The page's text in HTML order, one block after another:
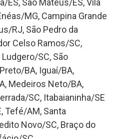
ES, São Mateus/ES, Vila
MG, Campina Grande
RJ, São Pedro da
Celso Ramos/SC,
SC, São
BA, Iguaí/BA,
Medeiros Neto/BA,
SC, Itabaianinha/SE
Tefé/AM, Santa
Novo/SC, Braço do